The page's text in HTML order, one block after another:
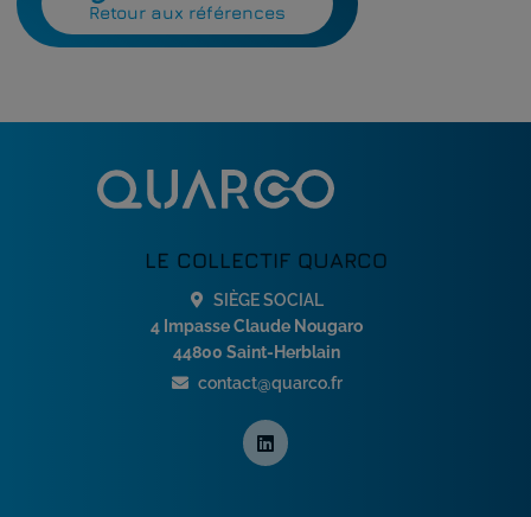
Retour aux références
LE COLLECTIF QUARCO
SIÈGE SOCIAL
4 Impasse Claude Nougaro
44800 Saint-Herblain
contact@quarco.fr